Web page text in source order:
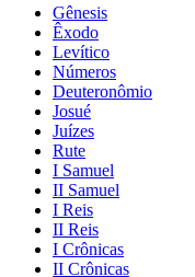
Gênesis
Êxodo
Levítico
Números
Deuteronômio
Josué
Juízes
Rute
I Samuel
II Samuel
I Reis
II Reis
I Crônicas
II Crônicas